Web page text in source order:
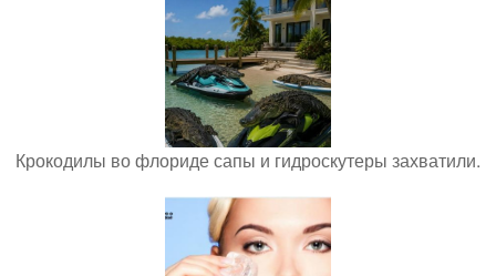
Крокодилы во флориде сапы и гидроскутеры захватили.